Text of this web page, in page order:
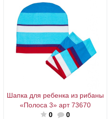
Шапка для ребенка из рибаны
«Полоса 3» арт 73670
0
0